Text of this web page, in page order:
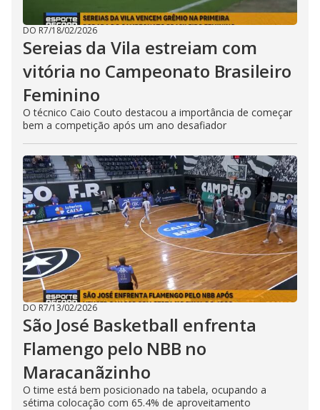
DO R7/18/02/2026
Sereias da Vila estreiam com
vitória no Campeonato Brasileiro
Feminino
O técnico Caio Couto destacou a importância de começar
bem a competição após um ano desafiador
DO R7/13/02/2026
São José Basketball enfrenta
Flamengo pelo NBB no
Maracanãzinho
O time está bem posicionado na tabela, ocupando a
sétima colocação com 65.4% de aproveitamento